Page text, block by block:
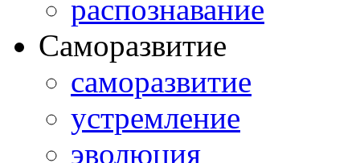
распознавание
Саморазвитие
саморазвитие
устремление
эволюция